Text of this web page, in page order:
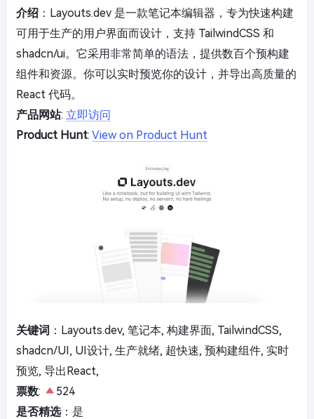
介绍 ：Layouts.dev 是一款笔记本编辑器，专为快速构建
可用于生产的用户界面而设计，支持 TailwindCSS 和
shadcn/ui。它采用非常简单的语法，提供数百个预构建
组件和资源。你可以实时预览你的设计，并导出高质量的
React 代码。
产品网站: 立即访问
Product Hunt: View on Product Hunt
关键词 ：Layouts.dev, 笔记本, 构建界面, TailwindCSS,
shadcn/UI, UI设计, 生产就绪, 超快速, 预构建组件, 实时
预览, 导出React,
票数:
524
是否精选：是